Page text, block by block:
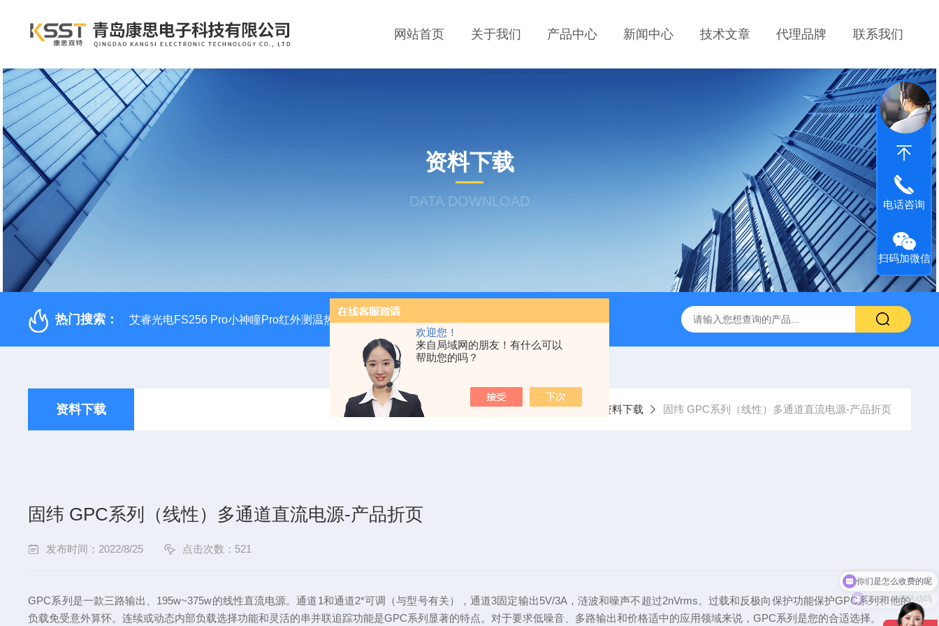
欢迎您！
来自局域网的朋友！有什么可以
帮助您的吗？
网站首页 关于我们 产品中心 新闻中心 技术文章 代理品牌 联系我们
资料下载
DATA DOWNLOAD
热门搜索： 艾睿光电FS256 Pro小神瞳Pro红外测温热像仪 固纬 AFG-2225 双通道任意波信号发生器 APS-7050E 交流电源 固纬 GSP-730 频谱分析仪 艾睿光电
资料下载 当前位置：首页 资料下载 固纬 GPC系列（线性）多通道直流电源-产品折页
固纬 GPC系列（线性）多通道直流电源-产品折页
发布时间：2022/8/25 点击次数：521
GPC系列是一款三路输出、195w~375w的线性直流电源。通道1和通道2*可调（与型号有关），通道3固定输出5V/3A，涟波和噪声不超过2nVrms。过载和反极向保护功能保护GPC系列和他的
负载免受意外算怀。连续或动态内部负载选择功能和灵活的串并联追踪功能是GPC系列显著的特点。对于要求低噪音、多路输出和价格适中的应用领域来说，GPC系列是您的合适选择。
电话咨询
扫码加微信